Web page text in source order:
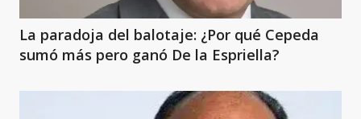
La paradoja del balotaje: ¿Por qué Cepeda
sumó más pero ganó De la Espriella?